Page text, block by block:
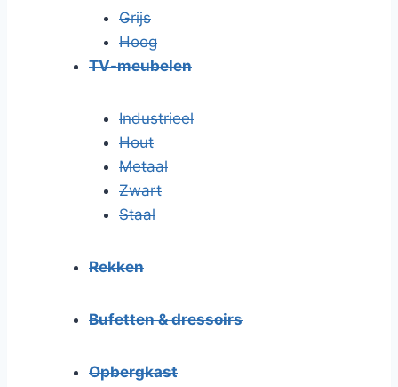
Grijs
Hoog
TV-meubelen
Industrieel
Hout
Metaal
Zwart
Staal
Rekken
Bufetten & dressoirs
Opbergkast